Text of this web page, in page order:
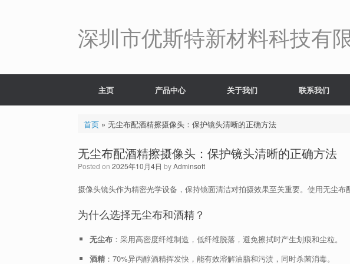
深圳市优斯特新材料科技有
主页 产品中心 关于我们 联系我们
首页» 无尘布配酒精擦摄像头：保护镜头清晰的正确方法
无尘布配酒精擦摄像头：保护镜头清晰的正确方法
Posted on 2025年10月4日 byAdminsoft
摄像头镜头作为精密光学设备，保持镜面清洁对拍摄效果至关重要。使用无尘布
为什么选择无尘布和酒精？
无尘布：采用高密度纤维制造，低纤维脱落，避免擦拭时产生划痕和尘粒。
酒精：70%异丙醇酒精挥发快，能有效溶解油脂和污渍，同时杀菌消毒。